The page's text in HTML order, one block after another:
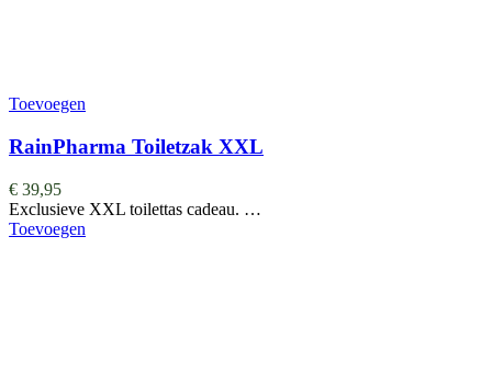
Toevoegen
RainPharma Toiletzak XXL
€ 39,95
Exclusieve XXL toilettas cadeau. …
Toevoegen